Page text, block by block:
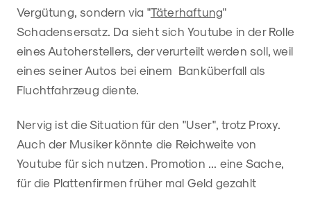
Vergütung, sondern via "Täterhaftung"
Schadensersatz. Da sieht sich Youtube in der Rolle
eines Autoherstellers, der verurteilt werden soll, weil
eines seiner Autos bei einem Banküberfall als
Fluchtfahrzeug diente.
Nervig ist die Situation für den "User", trotz Proxy.
Auch der Musiker könnte die Reichweite von
Youtube für sich nutzen. Promotion ... eine Sache,
für die Plattenfirmen früher mal Geld gezahlt